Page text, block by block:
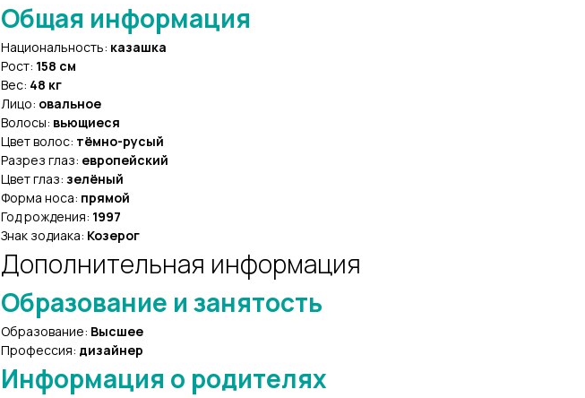
Общая информация
Национальность: казашка
Рост: 158 см
Вес: 48 кг
Лицо: овальное
Волосы: вьющиеся
Цвет волос: тёмно-русый
Разрез глаз: европейский
Цвет глаз: зелёный
Форма носа: прямой
Год рождения: 1997
Знак зодиака: Козерог
Дополнительная информация
Образование и занятость
Образование: Высшее
Профессия: дизайнер
Информация о родителях